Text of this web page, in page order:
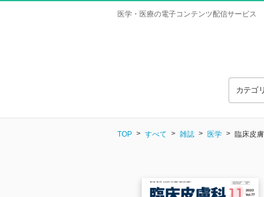
医学・医療の電子コンテンツ配信サービス
カテゴ
TOP すべて 雑誌 医学 臨床皮